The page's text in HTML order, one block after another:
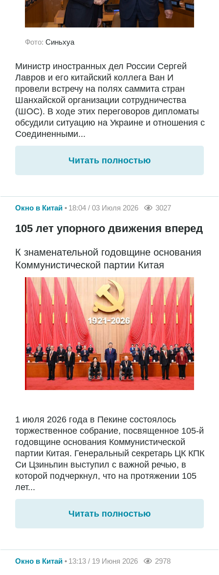
Фото: Синьхуа
Министр иностранных дел России Сергей
Лавров и его китайский коллега Ван И
провели встречу на полях саммита стран
Шанхайской организации сотрудничества
(ШОС). В ходе этих переговоров дипломаты
обсудили ситуацию на Украине и отношения с
Соединенными...
Читать полностью
Окно в Китай 18:04 / 03 Июля 2026 3027
105 лет упорного движения вперед
К знаменательной годовщине основания
Коммунистической партии Китая
1 июля 2026 года в Пекине состоялось
торжественное собрание, посвященное 105-й
годовщине основания Коммунистической
партии Китая. Генеральный секретарь ЦК КПК
Си Цзиньпин выступил с важной речью, в
которой подчеркнул, что на протяжении 105
лет...
Читать полностью
Окно в Китай 13:13 / 19 Июня 2026 2978